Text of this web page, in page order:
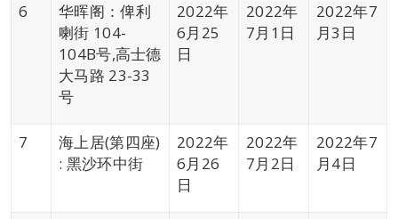
6
华晖阁：俾利
喇街 104-
104B号,高士德
大马路 23-33
号
2022年
6月25
日
2022年
7月1日
2022年7
月3日
7
海上居(第四座)
: 黑沙环中街
2022年
6月26
日
2022年
7月2日
2022年7
月4日